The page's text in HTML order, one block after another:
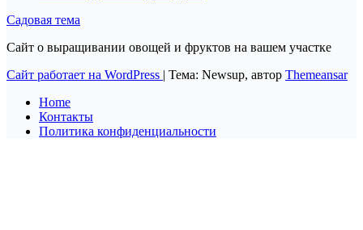
Садовая тема
Сайт о выращивании овощей и фруктов на вашем участке
Сайт работает на WordPress | Тема: Newsup, автор Themeansar
Home
Контакты
Политика конфиденциальности